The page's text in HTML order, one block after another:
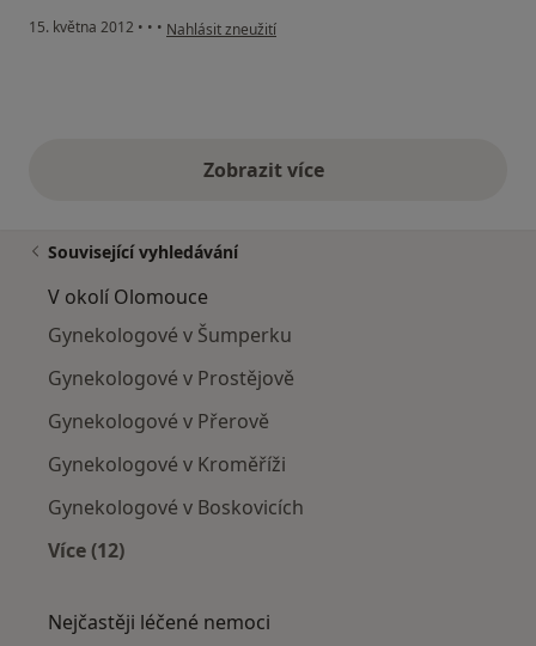
15. května 2012 • • • podle názoru uživatele Váš účet byl odstraněn
Nahlásit zneužití
Zobrazit vícevýše uvedené názory
Související vyhledávání
V okolí Olomouce
Gynekologové v Šumperku
Gynekologové v Prostějově
Gynekologové v Přerově
Gynekologové v Kroměříži
Gynekologové v Boskovicích
Více (12)
Nejčastěji léčené nemoci